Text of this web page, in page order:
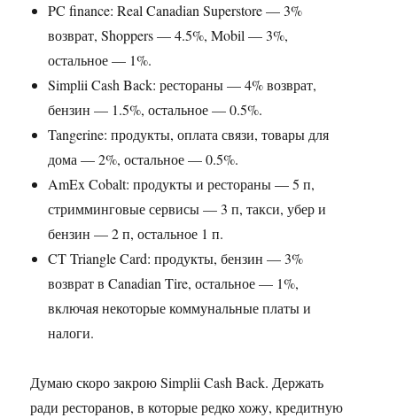
PC finance: Real Canadian Superstore — 3%
возврат, Shoppers — 4.5%, Mobil — 3%,
остальное — 1%.
Simplii Cash Back: рестораны — 4% возврат,
бензин — 1.5%, остальное — 0.5%.
Tangerine: продукты, оплата связи, товары для
дома — 2%, остальное — 0.5%.
AmEx Cobalt: продукты и рестораны — 5 п,
стримминговые сервисы — 3 п, такси, убер и
бензин — 2 п, остальное 1 п.
CT Triangle Card: продукты, бензин — 3%
возврат в Canadian Tire, остальное — 1%,
включая некоторые коммунальные платы и
налоги.
Думаю скоро закрою Simplii Cash Back. Держать
ради ресторанов, в которые редко хожу, кредитную